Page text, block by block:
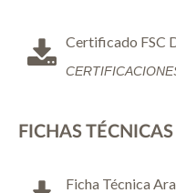
Certificado FSC
FICHAS TÉCNICAS
Ficha Técnica